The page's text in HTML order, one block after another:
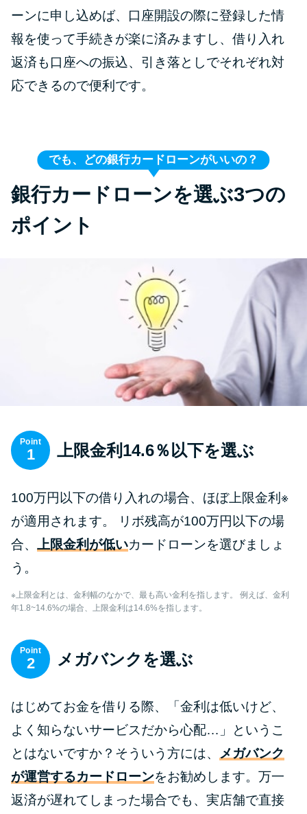
ーンに申し込めば、口座開設の際に登録した情
報を使って手続きが楽に済みますし、借り入れ
返済も口座への振込、引き落としでそれぞれ対
応できるので便利です。
でも、どの銀行カードローンがいいの？
銀行カードローンを選ぶ3つの
ポイント
Point
1 上限金利14.6％以下を選ぶ
100万円以下の借り入れの場合、ほぼ上限金利※
が適用されます。 リボ残高が100万円以下の場
合、 上限金利が低いカードローンを選びましょ
う。
※上限金利とは、金利幅のなかで、最も高い金利を指します。 例えば、金利
年1.8~14.6%の場合、上限金利は14.6%を指します。
Point
2 メガバンクを選ぶ
はじめてお金を借りる際、「金利は低いけど、
よく知らないサービスだから心配…」というこ
とはないですか？そういう方には、 メガバンク
が運営するカードローンをお勧めします。万一
返済が遅れてしまった場合でも、実店舗で直接